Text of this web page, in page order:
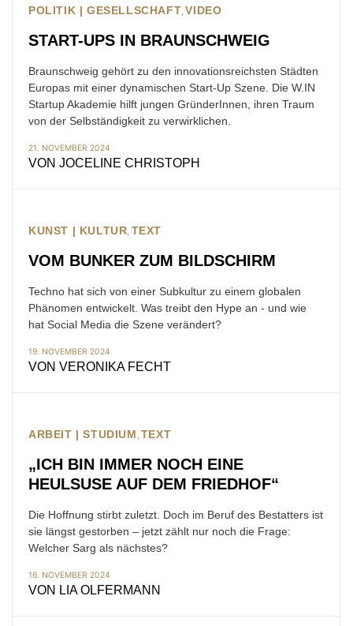
POLITIK | GESELLSCHAFT VIDEO
START-UPS IN BRAUNSCHWEIG
Braunschweig gehört zu den innovationsreichsten Städten
Europas mit einer dynamischen Start-Up Szene. Die W.IN
Startup Akademie hilft jungen GründerInnen, ihren Traum
von der Selbständigkeit zu verwirklichen.
21. NOVEMBER 2024
VON JOCELINE CHRISTOPH
KUNST | KULTUR TEXT
VOM BUNKER ZUM BILDSCHIRM
Techno hat sich von einer Subkultur zu einem globalen
Phänomen entwickelt. Was treibt den Hype an - und wie
hat Social Media die Szene verändert?
19. NOVEMBER 2024
VON VERONIKA FECHT
ARBEIT | STUDIUM TEXT
„ICH BIN IMMER NOCH EINE
HEULSUSE AUF DEM FRIEDHOF“
Die Hoffnung stirbt zuletzt. Doch im Beruf des Bestatters ist
sie längst gestorben – jetzt zählt nur noch die Frage:
Welcher Sarg als nächstes?
16. NOVEMBER 2024
VON LIA OLFERMANN